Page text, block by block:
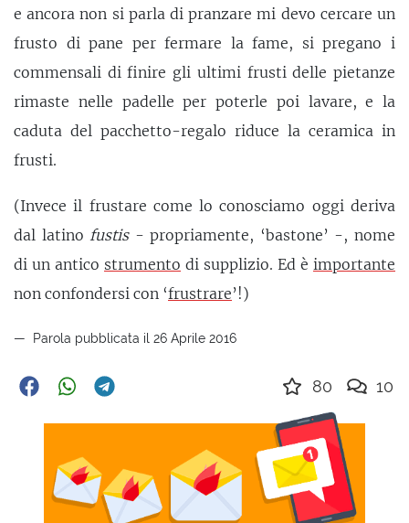
e ancora non si parla di pranzare mi devo cercare un
frusto di pane per fermare la fame, si pregano i
commensali di finire gli ultimi frusti delle pietanze
rimaste nelle padelle per poterle poi lavare, e la
caduta del pacchetto-regalo riduce la ceramica in
frusti.
(Invece il frustare come lo conosciamo oggi deriva
dal latino fustis- propriamente, ‘bastone’ -, nome
di un antico strumento di supplizio. Ed è importante
non confondersi con ‘frustrare’!)
Parola pubblicata il 26 Aprile 2016
80 10